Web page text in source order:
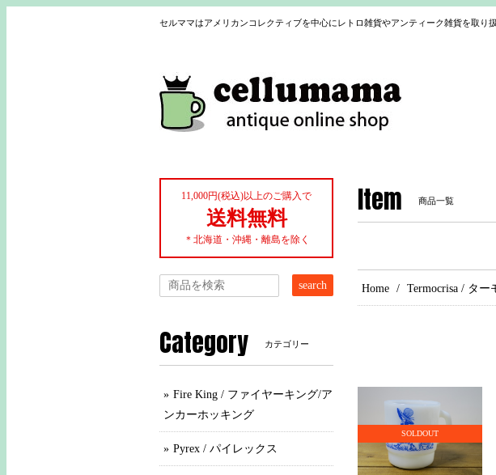
セルママはアメリカンコレクティブを中心にレトロ雑貨やアンティーク雑貨を取り
Item 商品一覧
Home Termocrisa / ター
SOLDOUT
11,000円(税込)以上のご購入で
送料無料
＊北海道・沖縄・離島を除く
search
Category カテゴリー
Fire King / ファイヤーキング/ア
ンカーホッキング
Pyrex / パイレックス